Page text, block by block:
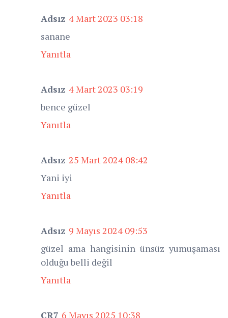
Adsız 4 Mart 2023 03:18
sanane
Yanıtla
Adsız 4 Mart 2023 03:19
bence güzel
Yanıtla
Adsız 25 Mart 2024 08:42
Yani iyi
Yanıtla
Adsız 9 Mayıs 2024 09:53
güzel ama hangisinin ünsüz yumuşaması
olduğu belli değil
Yanıtla
CR7 6 Mayıs 2025 10:38